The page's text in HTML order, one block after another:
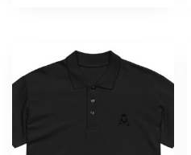
prodotto
Le